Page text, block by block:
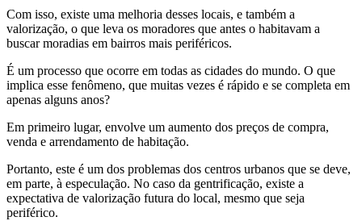
Com isso, existe uma melhoria desses locais, e também a
valorização, o que leva os moradores que antes o habitavam a
buscar moradias em bairros mais periféricos.
É um processo que ocorre em todas as cidades do mundo. O que
implica esse fenômeno, que muitas vezes é rápido e se completa em
apenas alguns anos?
Em primeiro lugar, envolve um aumento dos preços de compra,
venda e arrendamento de habitação.
Portanto, este é um dos problemas dos centros urbanos que se deve,
em parte, à especulação. No caso da gentrificação, existe a
expectativa de valorização futura do local, mesmo que seja
periférico.